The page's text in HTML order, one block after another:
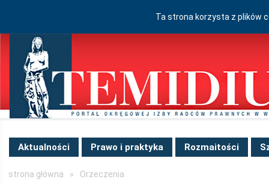
Ta strona korzysta z plików
Aktualności Prawo i praktyka Rozmaitości
strona główna » Orzeczenia